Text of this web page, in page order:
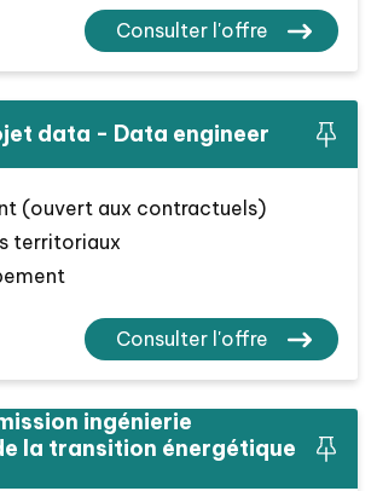
Consulter l'offre
data - Data engineer
(ouvert aux contractuels)
territoriaux
Consulter l'offre
ingénierie
la transition énergétique